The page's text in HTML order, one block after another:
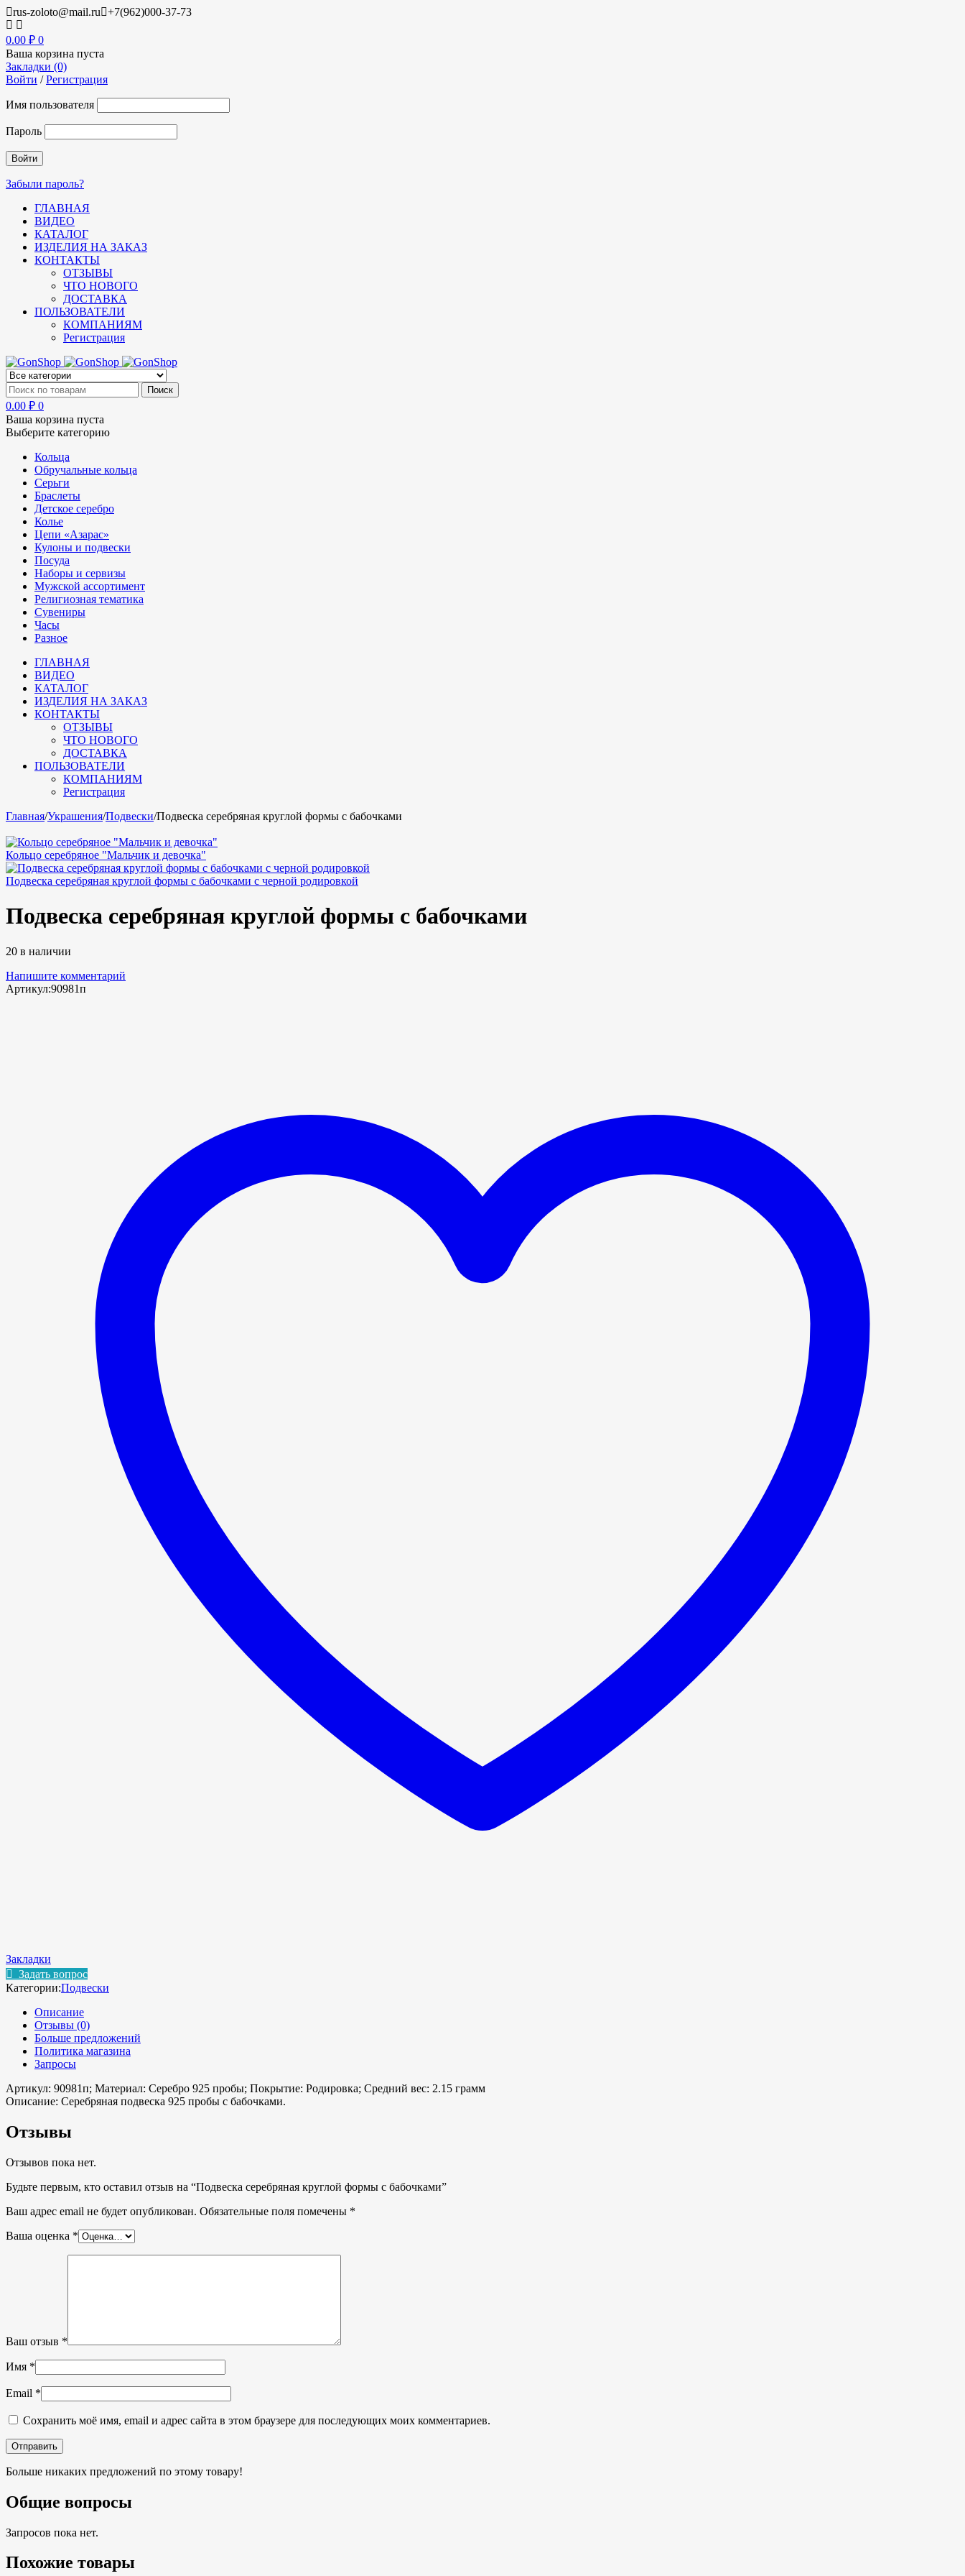
rus-zoloto@mail.ru +7(962)000-37-73
0.00 ₽ 0
Ваша корзина пуста
Закладки (0)
Войти /Регистрация
Имя пользователя
Пароль
Забыли пароль?
ГЛАВНАЯ
ВИДЕО
КАТАЛОГ
ИЗДЕЛИЯ НА ЗАКАЗ
КОНТАКТЫ
ОТЗЫВЫ
ЧТО НОВОГО
ДОСТАВКА
ПОЛЬЗОВАТЕЛИ
КОМПАНИЯМ
Регистрация
0.00 ₽ 0
Ваша корзина пуста
Выберите категорию
Кольца
Обручальные кольца
Серьги
Браслеты
Детское серебро
Колье
Цепи «Азарас»
Кулоны и подвески
Посуда
Наборы и сервизы
Мужской ассортимент
Религиозная тематика
Сувениры
Часы
Разное
ГЛАВНАЯ
ВИДЕО
КАТАЛОГ
ИЗДЕЛИЯ НА ЗАКАЗ
КОНТАКТЫ
ОТЗЫВЫ
ЧТО НОВОГО
ДОСТАВКА
ПОЛЬЗОВАТЕЛИ
КОМПАНИЯМ
Регистрация
Главная/Украшения/Подвески/Подвеска серебряная круглой формы с бабочками
Кольцо серебряное "Мальчик и девочка"
Подвеска серебряная круглой формы с бабочками с черной родировкой
Подвеска серебряная круглой формы с бабочками
20 в наличии
Напишите комментарий
Артикул:90981п
Закладки
Задать вопрос
Категории:Подвески
Описание
Отзывы (0)
Больше предложений
Политика магазина
Запросы
Артикул: 90981п; Материал: Серебро 925 пробы; Покрытие: Родировка; Средний вес: 2.15 грамм
Описание: Серебряная подвеска 925 пробы с бабочками.
Отзывы
Отзывов пока нет.
Будьте первым, кто оставил отзыв на “Подвеска серебряная круглой формы с бабочками”
Ваш адрес email не будет опубликован. Обязательные поля помечены *
Ваша оценка *
Ваш отзыв *
Имя *
Email *
Сохранить моё имя, email и адрес сайта в этом браузере для последующих моих комментариев.
Больше никаких предложений по этому товару!
Общие вопросы
Запросов пока нет.
Похожие товары